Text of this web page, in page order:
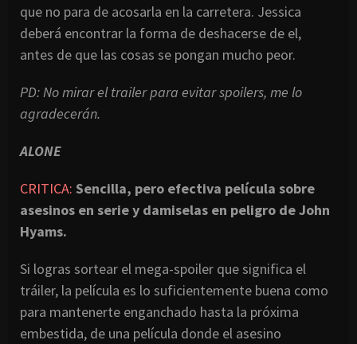
que no para de acosarla en la carretera. Jessica
deberá encontrar la forma de deshacerse de el,
antes de que las cosas se pongan mucho peor.
PD: No mirar el trailer para evitar spoilers, me lo
agradecerán.
ALONE
CRITICA: Sencilla, pero efectiva película sobre
asesinos en serie y damiselas en peligro de John
Hyams.
Si logras sortear el mega-spoiler que significa el
tráiler, la película es lo suficientemente buena como
para mantenerte enganchado hasta la próxima
embestida, de una película donde el asesino